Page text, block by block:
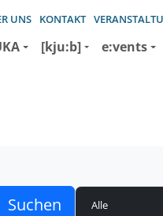
UNS KONTAKT
[kju:b] e:vents